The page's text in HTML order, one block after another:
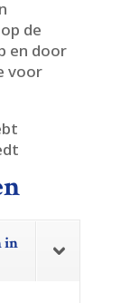
de
en door
voor
in